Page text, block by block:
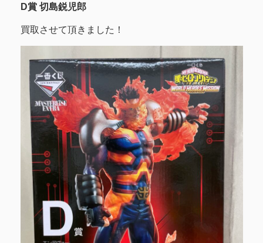
D賞 切島鋭児郎
買取させて頂きました！